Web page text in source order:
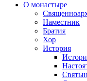
О монастыре
Наместник
Братия
Хор
История